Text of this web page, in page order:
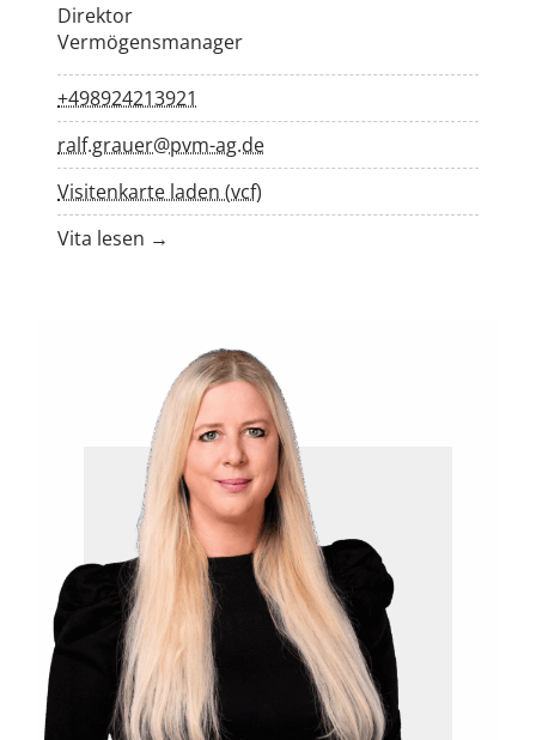
Direktor
Vermögensmanager
+498924213921
ralf.grauer@pvm-ag.de
Visitenkarte laden (vcf)
Vita lesen →